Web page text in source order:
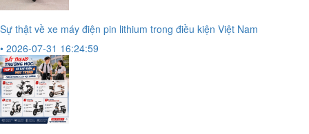
Sự thật về xe máy điện pin lithium trong điều kiện Việt Nam
• 2026-07-31 16:24:59